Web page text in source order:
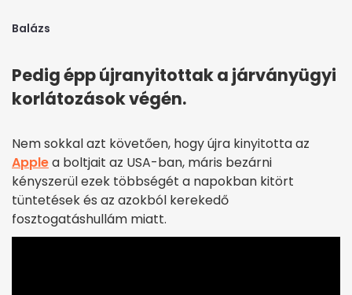
Balázs
Pedig épp újranyitottak a járványügyi
korlátozások végén.
Nem sokkal azt követően, hogy újra kinyitotta az
Applea boltjait az USA-ban, máris bezárni
kényszerül ezek többségét a napokban kitört
tüntetések és az azokból kerekedő
fosztogatáshullám miatt.